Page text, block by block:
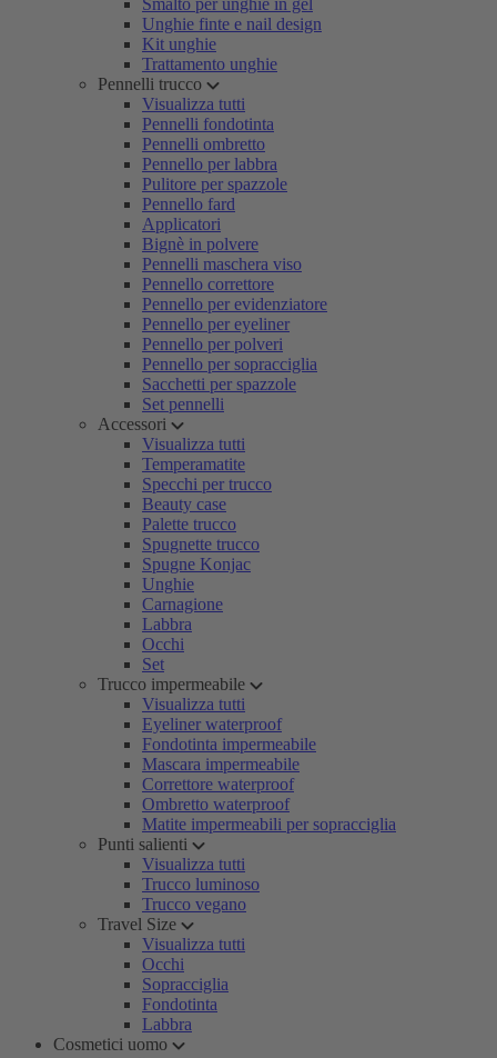
Smalto per unghie in gel
Unghie finte e nail design
Kit unghie
Trattamento unghie
Pennelli trucco
Visualizza tutti
Pennelli fondotinta
Pennelli ombretto
Pennello per labbra
Pulitore per spazzole
Pennello fard
Applicatori
Bignè in polvere
Pennelli maschera viso
Pennello correttore
Pennello per evidenziatore
Pennello per eyeliner
Pennello per polveri
Pennello per sopracciglia
Sacchetti per spazzole
Set pennelli
Accessori
Visualizza tutti
Temperamatite
Specchi per trucco
Beauty case
Palette trucco
Spugnette trucco
Spugne Konjac
Unghie
Carnagione
Labbra
Occhi
Set
Trucco impermeabile
Visualizza tutti
Eyeliner waterproof
Fondotinta impermeabile
Mascara impermeabile
Correttore waterproof
Ombretto waterproof
Matite impermeabili per sopracciglia
Punti salienti
Visualizza tutti
Trucco luminoso
Trucco vegano
Travel Size
Visualizza tutti
Occhi
Sopracciglia
Fondotinta
Labbra
Cosmetici uomo